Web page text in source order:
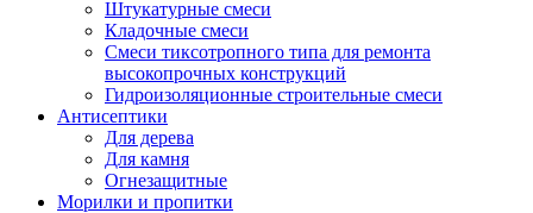
Штукатурные смеси
Кладочные смеси
Смеси тиксотропного типа для ремонта
высокопрочных конструкций
Гидроизоляционные строительные смеси
Антисептики
Для дерева
Для камня
Огнезащитные
Морилки и пропитки